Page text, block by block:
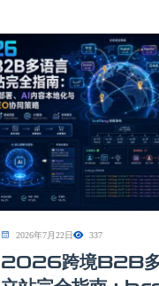
2026年7月22日 337
2026跨境B2B多